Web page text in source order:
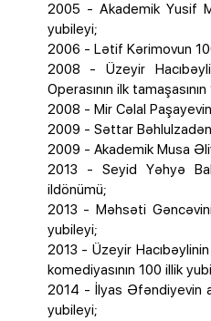
2005 - Аkаdеmik Yusif
yubileyi;
2006 - Lətif Kərimovun
2008 - Üzeyir
Operasının ilk
2008 - Mir Cəlal
2009 - Səttar
2009 - Akademik Musa
2013 - Seyid Yəhyə
ildönümü;
2013 - Məhsəti
yubileyi;
2013 - Üzeyir
komediyasının 100 illik
2014 - İlyas Əfəndiyevin
yubileyi;